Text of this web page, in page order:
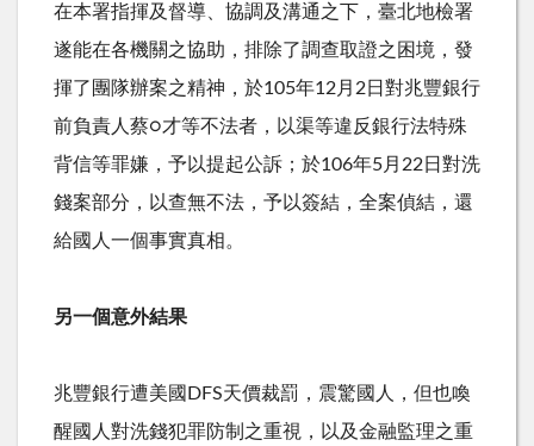
在本署指揮及督導、協調及溝通之下，臺北地檢署
遂能在各機關之協助，排除了調查取證之困境，發
揮了團隊辦案之精神，於105年12月2日對兆豐銀行
前負責人蔡○才等不法者，以渠等違反銀行法特殊
背信等罪嫌，予以提起公訴；於106年5月22日對洗
錢案部分，以查無不法，予以簽結，全案偵結，還
給國人一個事實真相。
另一個意外結果
兆豐銀行遭美國DFS天價裁罰，震驚國人，但也喚
醒國人對洗錢犯罪防制之重視，以及金融監理之重